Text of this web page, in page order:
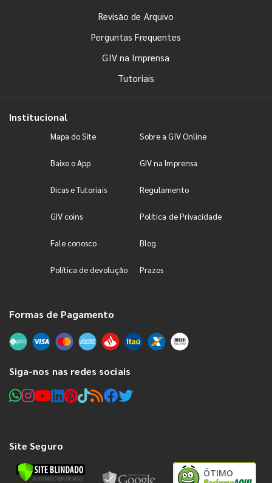
Revisão de Arquivo
Perguntas Frequentes
GIV na Imprensa
Tutoriais
Institucional
Mapa do Site Sobre a GIV Online
Baixe o App GIV na Imprensa
Dicas e Tutoriais Regulamento
GIV coins Política de Privacidade
Fale conosco Blog
Política de devolução Prazos
Formas de Pagamento
Siga-nos nas redes sociais
Site Seguro
ÓTIMO